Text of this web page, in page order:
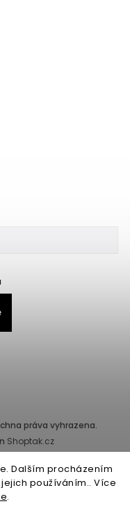
Dalším procházením
používáním.. Více
.
práva vyhrazena.
Shoptak.cz
IČ: 25155822, Pernerova
Praha.